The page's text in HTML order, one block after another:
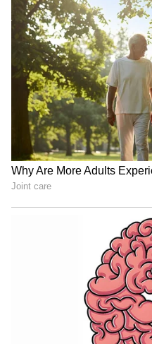
Shetty speech |
ಶೇ.50 ರಿಂದ ಶೇ.18 ಕ್ಕೆ
ಟ್ರಂಪ್ ಐತಿಹಾಸಿಕ ಒಪ್ಪಂದ
Trade Deal | Party